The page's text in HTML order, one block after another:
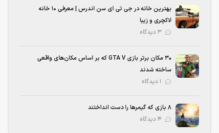
بهترین خانه در جی تی ای سن اندرس | معرفی ۱۰ خانه
لاکچری و زیبا
۳۰ مکان برتر بازی GTA V که بر اساس مکان‌های واقعی
ساخته شدند
۸ بازی که گیمرها را دست انداختند